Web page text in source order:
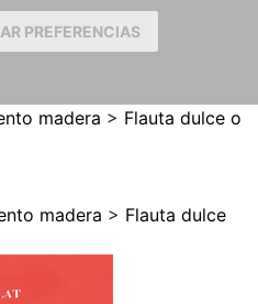
PREFERENCIAS
madera > Flauta dulce o
madera > Flauta dulce